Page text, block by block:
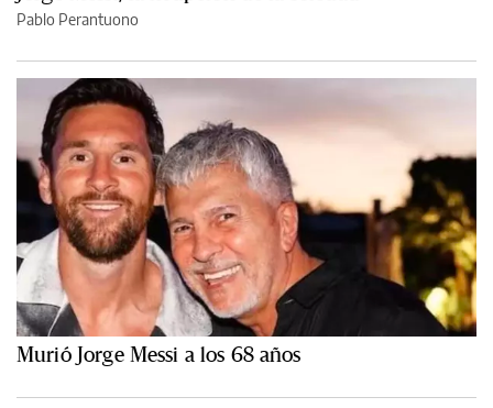
Pablo Perantuono
Murió Jorge Messi a los 68 años